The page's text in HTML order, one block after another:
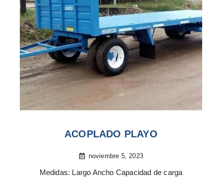
ACOPLADO PLAYO
noviembre 5, 2023
Medidas: Largo Ancho Capacidad de carga